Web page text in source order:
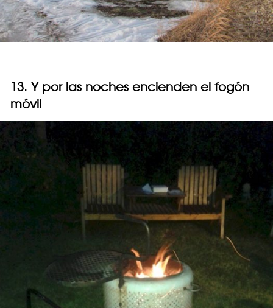
13. Y por las noches encienden el fogón
móvil